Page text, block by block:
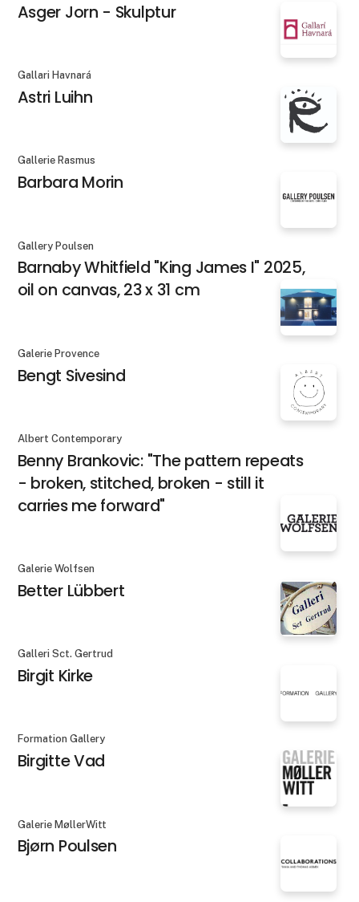
Asger Jorn - Skulptur
Gallari Havnará
Astri Luihn
Gallerie Rasmus
Barbara Morin
Gallery Poulsen
Barnaby Whitfield "King James I" 2025,
oil on canvas, 23 x 31 cm
Galerie Provence
Bengt Sivesind
Albert Contemporary
Benny Brankovic: "The pattern repeats
- broken, stitched, broken - still it
carries me forward"
Galerie Wolfsen
Better Lübbert
Galleri Sct. Gertrud
Birgit Kirke
Formation Gallery
Birgitte Vad
Galerie MøllerWitt
Bjørn Poulsen